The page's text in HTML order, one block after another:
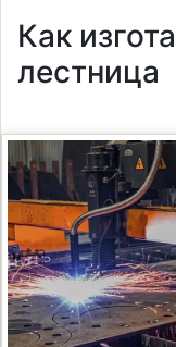
Как
лестница